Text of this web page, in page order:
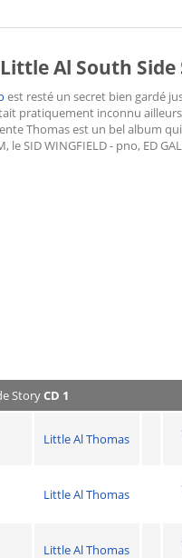
Al South
est resté un secret bien gardé
pratiquement inconnu
Thomas est un bel album
le SID WINGFIELD - pno, ED
StoryCD 1
Little Al Thomas
Little Al Thomas
Little Al Thomas